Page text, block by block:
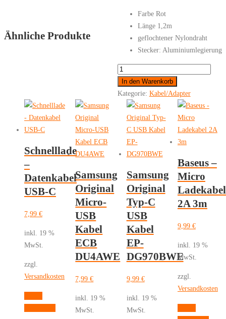
Farbe Rot
Länge 1,2m
geflochtener Nylondraht
Stecker: Aluminiumlegierung
HOCO
Ladekabel
iPhone
Lightning
LED
1,2m
Menge
In den Warenkorb
Kategorie: Kabel/Adapter
Ähnliche Produkte
Schnelllade
–
Datenkabel
USB-C
7,99 €
inkl. 19 %
MwSt.
zzgl.
Versandkosten
Samsung
Original
Micro-
USB
Kabel
ECB
DU4AWE
7,99€
inkl. 19 %
MwSt.
Samsung
Original
Typ-C
USB
Kabel
EP-
DG970BWE
9,99 €
inkl. 19 %
MwSt.
Baseus –
Micro
Ladekabel
2A 3m
9,99 €
inkl. 19 %
MwSt.
zzgl.
Versandkosten